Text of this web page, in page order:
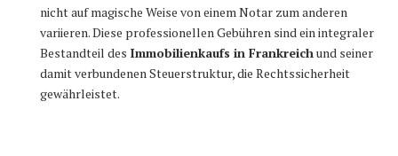
nicht auf magische Weise von einem Notar zum anderen
variieren. Diese professionellen Gebühren sind ein integraler
Bestandteil des Immobilienkaufs in Frankreichund seiner
damit verbundenen Steuerstruktur, die Rechtssicherheit
gewährleistet.